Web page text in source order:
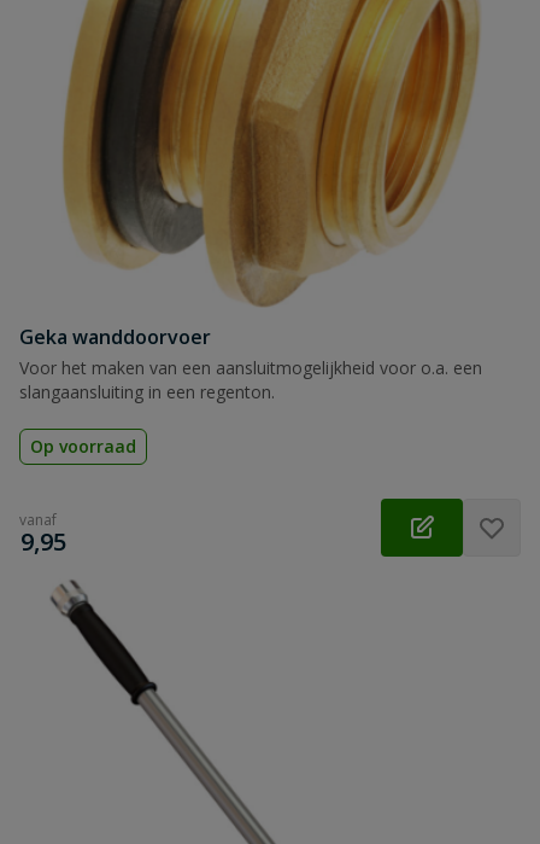
Geka wanddoorvoer
Voor het maken van een aansluitmogelijkheid voor o.a. een
slangaansluiting in een regenton.
Op voorraad
vanaf
€
9,95